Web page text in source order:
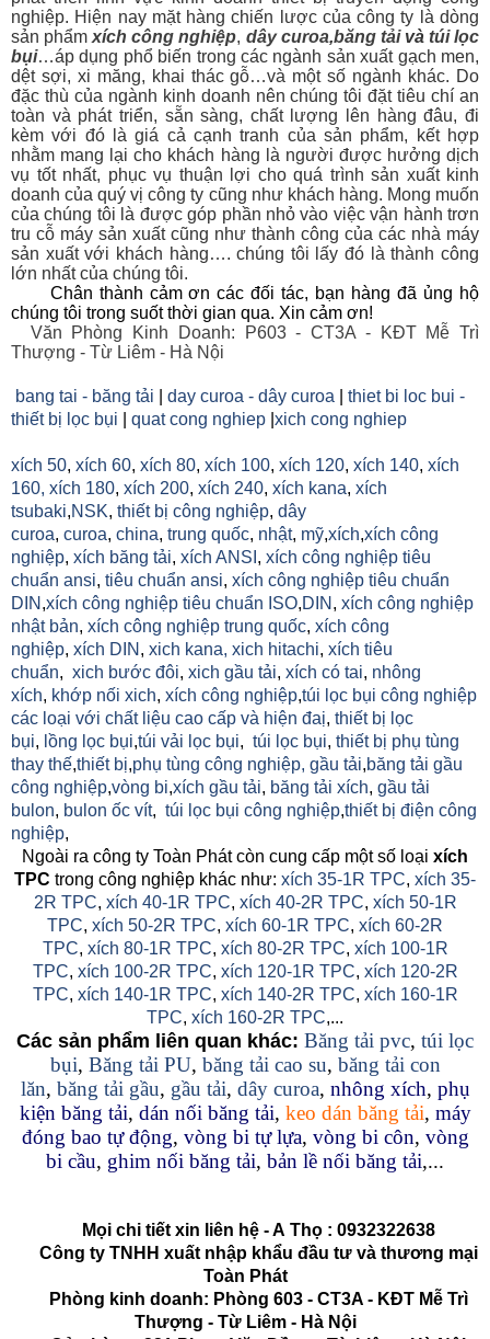
nghiệp. Hiện nay mặt hàng chiến lược của công ty là dòng
sản phẩm xích công nghiệp, dây curoa,băng tảivàtúi lọc
bụi…áp dụng phổ biến trong các ngành sản xuất gạch men,
dệt sợi, xi măng, khai thác gỗ…và một số ngành khác. Do
đặc thù của ngành kinh doanh nên chúng tôi đặt tiêu chí an
toàn và phát triển, sẵn sàng, chất lượng lên hàng đâu, đi
kèm với đó là giá cả cạnh tranh của sản phẩm, kết hợp
nhằm mang lại cho khách hàng là người được hưởng dịch
vụ tốt nhất, phục vụ thuận lợi cho quá trình sản xuất kinh
doanh của quý vị công ty cũng như khách hàng. Mong muốn
của chúng tôi là được góp phần nhỏ vào việc vận hành trơn
tru cỗ máy sản xuất cũng như thành công của các nhà máy
sản xuất với khách hàng…. chúng tôi lấy đó là thành công
lớn nhất của chúng tôi.
Chân thành cảm ơn các đối tác, bạn hàng đã ủng hộ
chúng tôi trong suốt thời gian qua. Xin cảm ơn!
Văn Phòng Kinh Doanh: P603 - CT3A - KĐT Mễ Trì
Thượng - Từ Liêm - Hà Nội
bang tai - băng tải day curoa - dây curoa
thiet bi loc bui -
thiết bị lọc bụi
quat cong nghiep xich cong nghiep
xích 50, xích 60, xích 80, xích 100, xích 120, xích 140, xích
160, xích 180, xích 200, xích 240, xích kana, xích
tsubaki,NSK, thiết bị công nghiệp, dây
curoa, curoa, china, trung quốc, nhật, mỹ,xích,xích công
nghiệp, xích băng tải, xích ANSI , xích công nghiệp tiêu
chuẩn ansi, tiêu chuẩn ansi, xích công nghiệp tiêu chuẩn
DIN ,xích công nghiệp tiêu chuẩn ISO,DIN , xích công nghiệp
nhật bản, xích công nghiệp trung quốc, xích công
nghiệp, xích DIN , xich kana, xich hitachi, xích tiêu
chuẩn, xich bước đôi, xich gầu tải, xích có tai, nhông
xích, khớp nối xich, xích công nghiệp,túi lọc bụi công nghiệp
các loại với chất liệu cao cấp và hiện đaị, thiết bị lọc
bụi, lồng lọc bụi,túi vải lọc bụi, túi lọc bụi, thiết bị phụ tùng
thay thế,thiết bị,phụ tùng công nghiệp, gầu tải,băng tải gầu
công nghiệp,vòng bi,xích gầu tải, băng tải xích, gầu tải
bulon, bulon ốc vít, túi lọc bụi công nghiệp,thiết bị điện công
nghiệp,
Ngoài ra công ty Toàn Phát còn cung cấp một số loại xích
TPC trong công nghiệp khác như: xích 35-1R TPC, xích 35-
2R TPC, xích 40-1R TPC, xích 40-2R TPC, xích 50-1R
TPC, xích 50-2R TPC, xích 60-1R TPC, xích 60-2R
TPC, xích 80-1R TPC, xích 80-2R TPC, xích 100-1R
TPC, xích 100-2R TPC, xích 120-1R TPC, xích 120-2R
TPC, xích 140-1R TPC, xích 140-2R TPC, xích 160-1R
TPC, xích 160-2R TPC,...
Các sản phẩm liên quan khác: Băng tải pvc, túi lọc
bụi, Băng tải PU, băng tải cao su, băng tải con
lăn, băng tải gầu, gầu tải, dây curoa, nhông xích, phụ
kiện băng tải, dán nối băng tải, keo dán băng tải, máy
đóng bao tự động, vòng bi tự lựa, vòng bi côn, vòng
bi cầu, ghim nối băng tải, bản lề nối băng tải,...
Mọi chi tiết xin liên hệ - A Thọ : 0932322638
Công ty TNHH xuất nhập khẩu đầu tư và thương mại
Toàn Phát
Phòng kinh doanh: Phòng 603 - CT3A - KĐT Mễ Trì
Thượng - Từ Liêm - Hà Nội